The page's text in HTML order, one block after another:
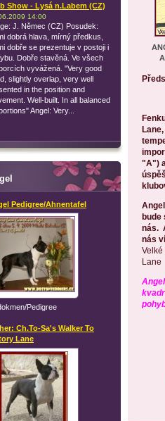
Lane
"A")
nás.
nás
Velké
Lane
Show - Lysá n.Labem (CZ)
14:00
J. Němec (CZ) Posudek:
dobrá hlava, mírný předkus,
dobře se prezentuje v postoji i
Dobře stavěná. Ve všech
vyvážená. "Very good
slightly overlap, very well
in the position and
Well-built. In all balanced
Angel: Very...
Pedigree/Ahnentafel
Pedigree
Ch.To-Sa's Walker To
Lane